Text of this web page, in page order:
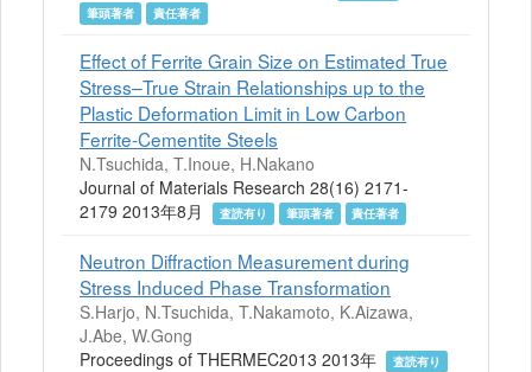
筆頭著者
責任著者
Effect of Ferrite Grain Size on Estimated True
Stress–True Strain Relationships up to the
Plastic Deformation Limit in Low Carbon
Ferrite-Cementite Steels
N.Tsuchida, T.Inoue, H.Nakano
Journal of Materials Research 28(16) 2171-
2179 2013年8月
査読有り 筆頭著者 責任著者
Neutron Diffraction Measurement during
Stress Induced Phase Transformation
S.Harjo, N.Tsuchida, T.Nakamoto, K.Aizawa,
J.Abe, W.Gong
Proceedings of THERMEC2013 2013年
査読有り